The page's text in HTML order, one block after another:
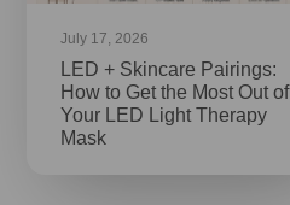
July 17, 2026
LED + Skincare Pairings:
How to Get the Most Out of
Your LED Light Therapy
Mask